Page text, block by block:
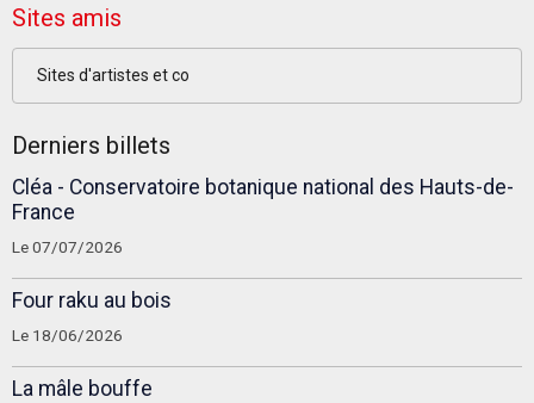
Sites amis
Sites d'artistes et co
Derniers billets
Cléa - Conservatoire botanique national des Hauts-de-
France
Le 07/07/2026
Four raku au bois
Le 18/06/2026
La mâle bouffe